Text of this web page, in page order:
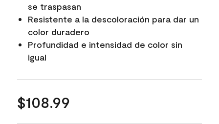
se traspasan
Resistente a la descoloración para dar un
color duradero
Profundidad e intensidad de color sin
igual
$108.99